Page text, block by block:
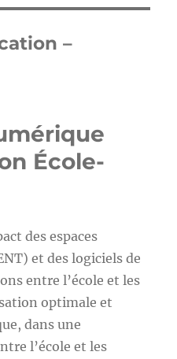
–
École-
des espaces
et des logiciels de
entre l’école et les
optimale et
dans une
l’école et les